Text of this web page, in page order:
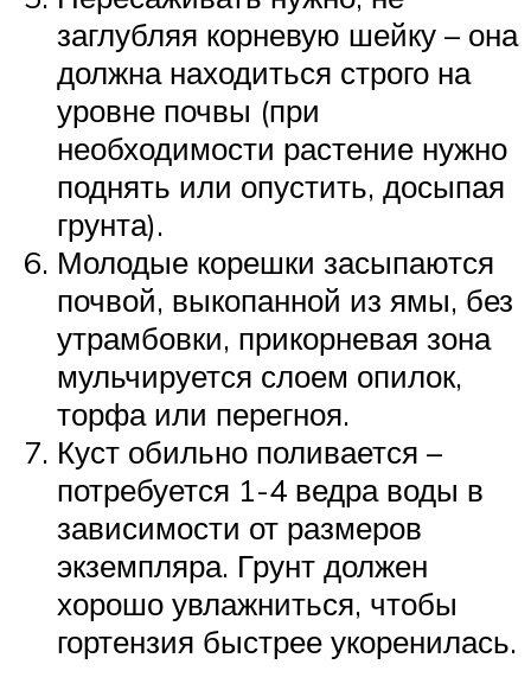
заглубляя корневую шейку – она
должна находиться строго на
уровне почвы (при
необходимости растение нужно
поднять или опустить, досыпая
грунта).
Молодые корешки засыпаются
почвой, выкопанной из ямы, без
утрамбовки, прикорневая зона
мульчируется слоем опилок,
торфа или перегноя.
Куст обильно поливается –
потребуется 1-4 ведра воды в
зависимости от размеров
экземпляра. Грунт должен
хорошо увлажниться, чтобы
гортензия быстрее укоренилась.